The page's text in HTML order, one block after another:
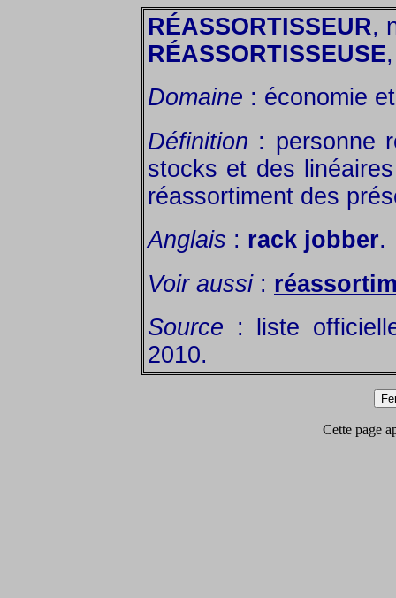
RÉASSORTISSEUR,
RÉASSORTISSEUSE
Domaine : économie
Définition : personne
stocks et des
réassortiment des
Anglais : rack jobber.
Voir aussi:
Source : liste
2010.
Cette page